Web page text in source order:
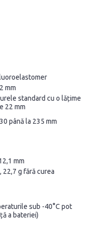
mm
standard cu o lățime
22 mm
până la 235 mm
mm
22,7 g fără curea
sub -40°C pot
a bateriei)